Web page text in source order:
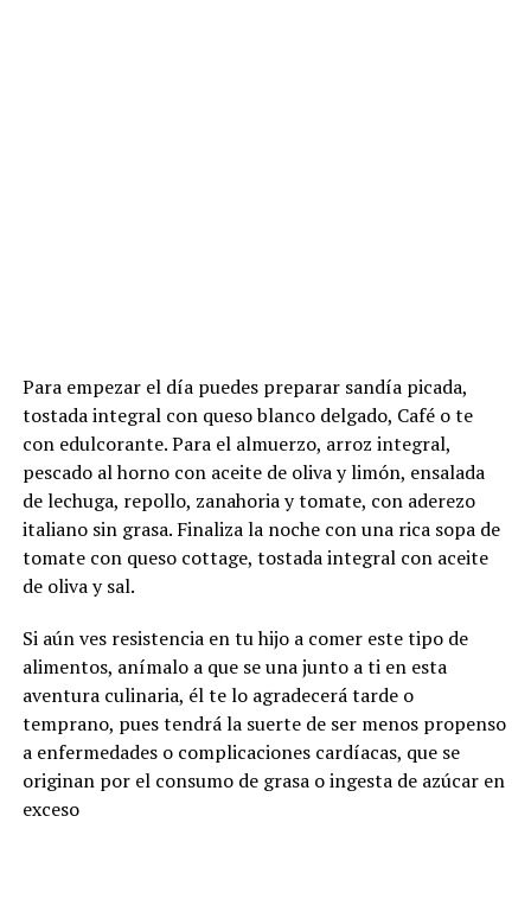
Para empezar el día puedes preparar sandía picada,
tostada integral con queso blanco delgado, Café o te
con edulcorante. Para el almuerzo, arroz integral,
pescado al horno con aceite de oliva y limón, ensalada
de lechuga, repollo, zanahoria y tomate, con aderezo
italiano sin grasa. Finaliza la noche con una rica sopa de
tomate con queso cottage, tostada integral con aceite
de oliva y sal.
Si aún ves resistencia en tu hijo a comer este tipo de
alimentos, anímalo a que se una junto a ti en esta
aventura culinaria, él te lo agradecerá tarde o
temprano, pues tendrá la suerte de ser menos propenso
a enfermedades o complicaciones cardíacas, que se
originan por el consumo de grasa o ingesta de azúcar en
exceso